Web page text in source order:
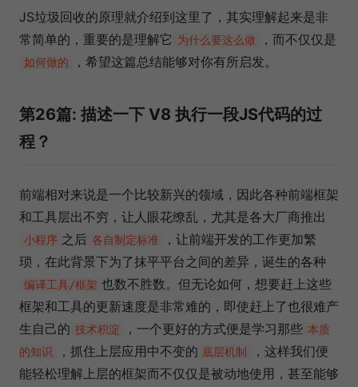
JS垃圾回收的原理就介绍到这里了，其实理解起来是非
常简单的，重要的是理解它 为什么要这么做 ，而不仅仅是
如何做的 ，希望这篇总结能够对你有所启发。
第26篇: 描述一下 V8 执行一段JS代码的过
程？
前端相对来说是一个比较新兴的领域，因此各种前端框架
和工具层出不穷，让人眼花缭乱，尤其是各大厂商推出
小程序 之后 各自制定标准
，让前端开发的工作更加繁
琐，在此背景下为了抹平平台之间的差异，诞生的各种
编译工具/框架 也数不胜数。但无论如何，想要赶上这些
框架和工具的更新速度是非常难的，即使赶上了也很难产
生自己的 技术积淀 ，一个更好的方式便是学习那些 本质
的知识
，抓住上层应用中不变的 底层机制
，这样我们便
能轻松理解上层的框架而不仅仅是被动地使用，甚至能够